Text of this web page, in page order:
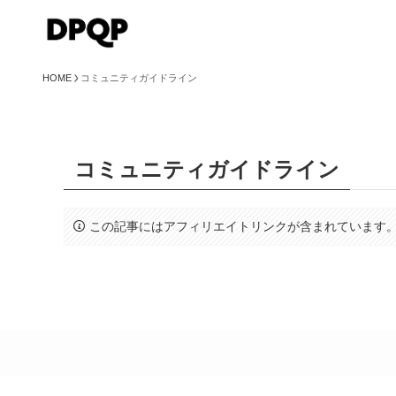
HOME コミュニティガイドライン
コミュニティガイドライン
この記事にはアフィリエイトリンクが含まれています。